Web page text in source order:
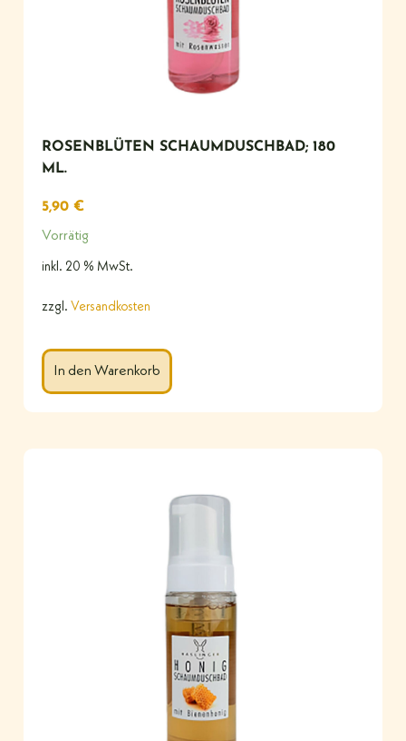
ROSENBLÜTEN SCHAUMDUSCHBAD; 180
ML.
5,90 €
Vorrätig
inkl. 20 % MwSt.
zzgl. Versandkosten
In den Warenkorb